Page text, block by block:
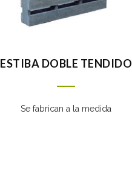
ESTIBA DOBLE TENDIDO
Se fabrican a la medida